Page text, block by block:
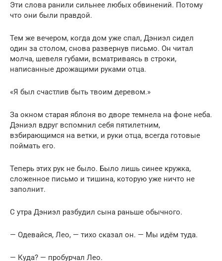
Эти слова ранили сильнее любых обвинений. Потому
что они были правдой.
Тем же вечером, когда дом уже спал, Дэниэл сидел
один за столом, снова развернув письмо. Он читал
молча, шевеля губами, всматриваясь в строки,
написанные дрожащими руками отца.
«Я был счастлив быть твоим деревом.»
За окном старая яблоня во дворе темнела на фоне неба.
Дэниэл вдруг вспомнил себя пятилетним,
взбирающимся на ветки, и руки отца, всегда готовые
поймать его.
Теперь этих рук не было. Было лишь синее кружка,
сложенное письмо и тишина, которую уже ничто не
заполнит.
С утра Дэниэл разбудил сына раньше обычного.
— Одевайся, Лео, — тихо сказал он. — Мы идём туда.
— Куда? — пробурчал Лео.